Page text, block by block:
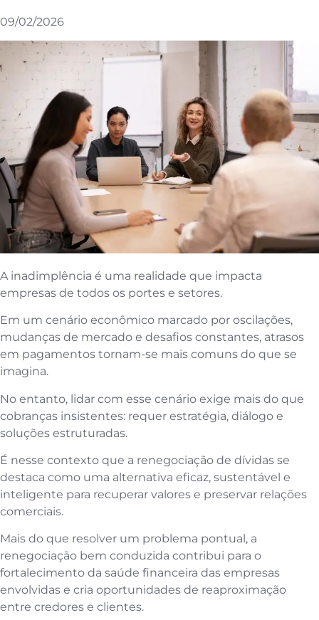
09/02/2026
A inadimplência é uma realidade que impacta
empresas de todos os portes e setores.
Em um cenário econômico marcado por oscilações,
mudanças de mercado e desafios constantes, atrasos
em pagamentos tornam-se mais comuns do que se
imagina.
No entanto, lidar com esse cenário exige mais do que
cobranças insistentes: requer estratégia, diálogo e
soluções estruturadas.
É nesse contexto que a renegociação de dívidas se
destaca como uma alternativa eficaz, sustentável e
inteligente para recuperar valores e preservar relações
comerciais.
Mais do que resolver um problema pontual, a
renegociação bem conduzida contribui para o
fortalecimento da saúde financeira das empresas
envolvidas e cria oportunidades de reaproximação
entre credores e clientes.